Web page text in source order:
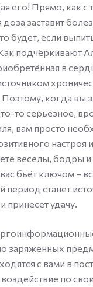
его! Прямо, как с
заставит
будет, если
подчёркивают
в
когда вы
то серьёзное,
вам просто
настроя
веселы, бодры и
бьёт ключом –
период станет
принесет удачу.
заряженных
с вами в
воздействие по